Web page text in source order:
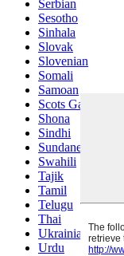
Serbian
Sesotho
Sinhala
Slovak
Slovenian
Somali
Samoan
Scots Gaelic
Shona
Sindhi
Sundanese
Swahili
Tajik
Tamil
Telugu
Thai
Ukrainian
Urdu